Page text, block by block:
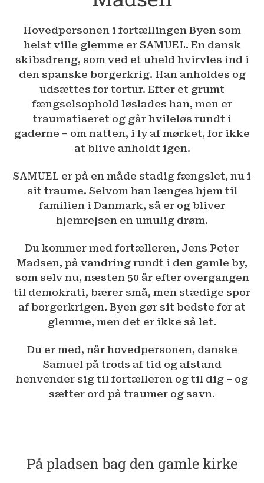
Hovedpersonen i fortællingen Byen som
helst ville glemme er SAMUEL. En dansk
skibsdreng, som ved et uheld hvirvles ind i
den spanske borgerkrig. Han anholdes og
udsættes for tortur. Efter et grumt
fængselsophold løslades han, men er
traumatiseret og går hvileløs rundt i
gaderne – om natten, i ly af mørket, for ikke
at blive anholdt igen.
SAMUEL er på en måde stadig fængslet, nu i
sit traume. Selvom han længes hjem til
familien i Danmark, så er og bliver
hjemrejsen en umulig drøm.
Du kommer med fortælleren, Jens Peter
Madsen, på vandring rundt i den gamle by,
som selv nu, næsten 50 år efter overgangen
til demokrati, bærer små, men stædige spor
af borgerkrigen. Byen gør sit bedste for at
glemme, men det er ikke så let.
Du er med, når hovedpersonen, danske
Samuel på trods af tid og afstand
henvender sig til fortælleren og til dig – og
sætter ord på traumer og savn.
På pladsen bag den gamle kirke